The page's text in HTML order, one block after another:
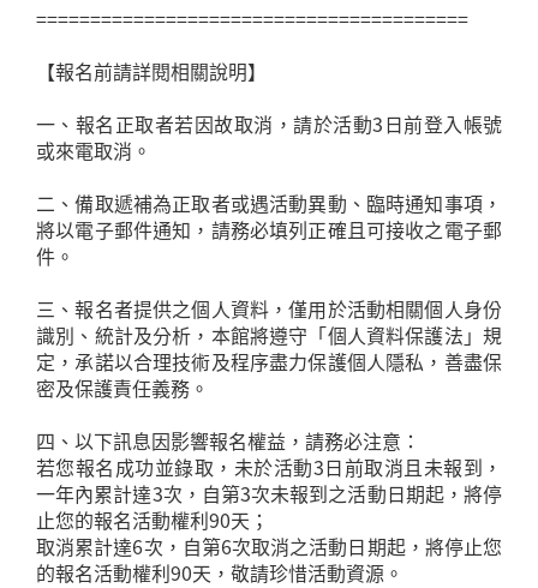
========================================
【報名前請詳閱相關說明】
一、報名正取者若因故取消，請於活動3日前登入帳號
或來電取消。
二、備取遞補為正取者或遇活動異動、臨時通知事項，
將以電子郵件通知，請務必填列正確且可接收之電子郵
件。
三、報名者提供之個人資料，僅用於活動相關個人身份
識別、統計及分析，本館將遵守「個人資料保護法」規
定，承諾以合理技術及程序盡力保護個人隱私，善盡保
密及保護責任義務。
四、以下訊息因影響報名權益，請務必注意：
若您報名成功並錄取，未於活動3日前取消且未報到，
一年內累計達3次，自第3次未報到之活動日期起，將停
止您的報名活動權利90天；
取消累計達6次，自第6次取消之活動日期起，將停止您
的報名活動權利90天，敬請珍惜活動資源。